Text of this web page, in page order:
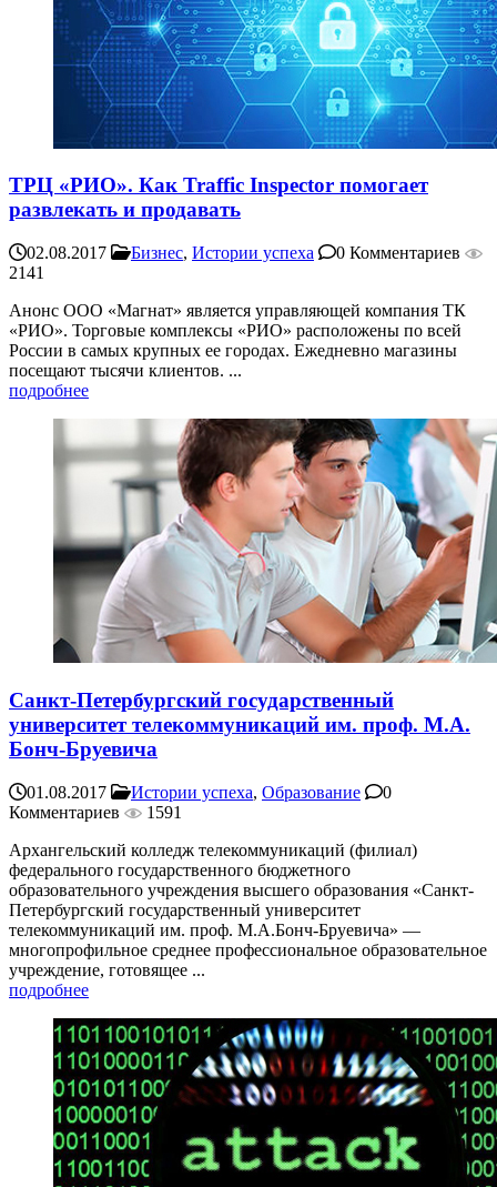
ТРЦ «РИО». Как Traffic Inspector помогает
развлекать и продавать
02.08.2017 Бизнес, Истории успеха
0 Комментариев
2141
Анонс ООО «Магнат» является управляющей компания ТК
«РИО». Торговые комплексы «РИО» расположены по всей
России в самых крупных ее городах. Ежедневно магазины
посещают тысячи клиентов. ...
подробнее
Санкт-Петербургский государственный
университет телекоммуникаций им. проф. М.А.
Бонч-Бруевича
01.08.2017 Истории успеха, Образование
0
Комментариев
1591
Архангельский колледж телекоммуникаций (филиал)
федерального государственного бюджетного
образовательного учреждения высшего образования «Санкт-
Петербургский государственный университет
телекоммуникаций им. проф. М.А.Бонч-Бруевича» —
многопрофильное среднее профессиональное образовательное
учреждение, готовящее ...
подробнее